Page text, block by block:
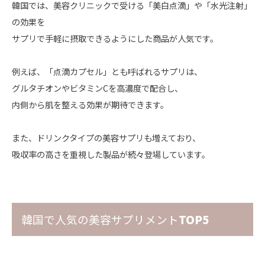
韓国では、美容クリニックで受ける「美白点滴」や「水光注射」
の効果を
サプリで手軽に摂取できるようにした商品が人気です。
例えば、「点滴カプセル」とも呼ばれるサプリは、
グルタチオンやビタミンCを高濃度で配合し、
内側から肌を整える効果が期待できます。
また、ドリンクタイプの美容サプリも増えており、
吸収率の高さを重視した製品が続々登場しています。
韓国で人気の美容サプリメントTOP5